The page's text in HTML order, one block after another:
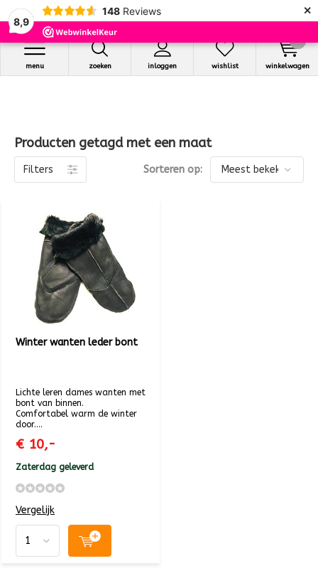
8,9
148 Reviews ×
zoeken inloggen
menu wishlist winkelwagen
Producten getagd met een maat
Filters Sorteren op:
Winter wanten leder bont
Lichte leren dames wanten met
bont van binnen.
Comfortabel warm de winter
door....
€ 10,-
Zaterdag geleverd
Vergelijk